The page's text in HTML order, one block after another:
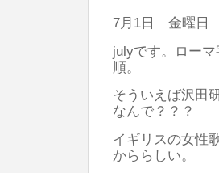
7月1日 金曜日
julyです。ロー
順。
そういえば沢田
なんで？？？
イギリスの女性
かららしい。